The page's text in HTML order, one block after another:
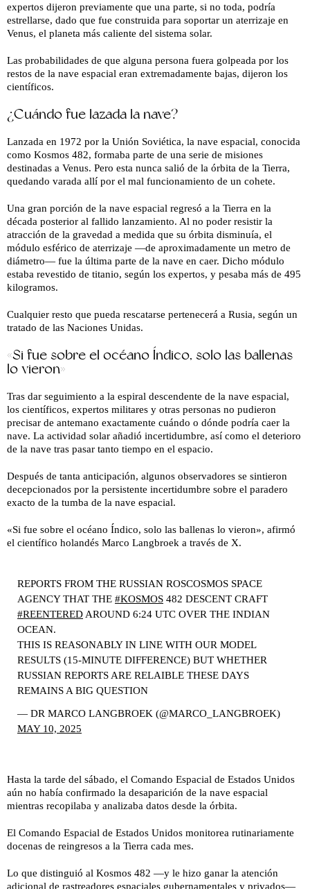
expertos dijeron previamente que una parte, si no toda, podría
estrellarse, dado que fue construida para soportar un aterrizaje en
Venus, el planeta más caliente del sistema solar.
Las probabilidades de que alguna persona fuera golpeada por los
restos de la nave espacial eran extremadamente bajas, dijeron los
científicos.
¿Cuándo fue lazada la nave?
Lanzada en 1972 por la Unión Soviética, la nave espacial, conocida
como Kosmos 482, formaba parte de una serie de misiones
destinadas a Venus. Pero esta nunca salió de la órbita de la Tierra,
quedando varada allí por el mal funcionamiento de un cohete.
Una gran porción de la nave espacial regresó a la Tierra en la
década posterior al fallido lanzamiento. Al no poder resistir la
atracción de la gravedad a medida que su órbita disminuía, el
módulo esférico de aterrizaje —de aproximadamente un metro de
diámetro— fue la última parte de la nave en caer. Dicho módulo
estaba revestido de titanio, según los expertos, y pesaba más de 495
kilogramos.
Cualquier resto que pueda rescatarse pertenecerá a Rusia, según un
tratado de las Naciones Unidas.
«Si fue sobre el océano Índico, solo las ballenas
lo vieron»
Tras dar seguimiento a la espiral descendente de la nave espacial,
los científicos, expertos militares y otras personas no pudieron
precisar de antemano exactamente cuándo o dónde podría caer la
nave. La actividad solar añadió incertidumbre, así como el deterioro
de la nave tras pasar tanto tiempo en el espacio.
Después de tanta anticipación, algunos observadores se sintieron
decepcionados por la persistente incertidumbre sobre el paradero
exacto de la tumba de la nave espacial.
«Si fue sobre el océano Índico, solo las ballenas lo vieron», afirmó
el científico holandés Marco Langbroek a través de X.
REPORTS FROM THE RUSSIAN ROSCOSMOS SPACE
AGENCY THAT THE #KOSMOS 482 DESCENT CRAFT
#REENTEREDAROUND 6:24 UTC OVER THE INDIAN
OCEAN.
THIS IS REASONABLY IN LINE WITH OUR MODEL
RESULTS (15-MINUTE DIFFERENCE) BUT WHETHER
RUSSIAN REPORTS ARE RELAIBLE THESE DAYS
REMAINS A BIG QUESTION
— DR MARCO LANGBROEK (@MARCO_LANGBROEK)
MAY 10, 2025
Hasta la tarde del sábado, el Comando Espacial de Estados Unidos
aún no había confirmado la desaparición de la nave espacial
mientras recopilaba y analizaba datos desde la órbita.
El Comando Espacial de Estados Unidos monitorea rutinariamente
docenas de reingresos a la Tierra cada mes.
Lo que distinguió al Kosmos 482 —y le hizo ganar la atención
adicional de rastreadores espaciales gubernamentales y privados—